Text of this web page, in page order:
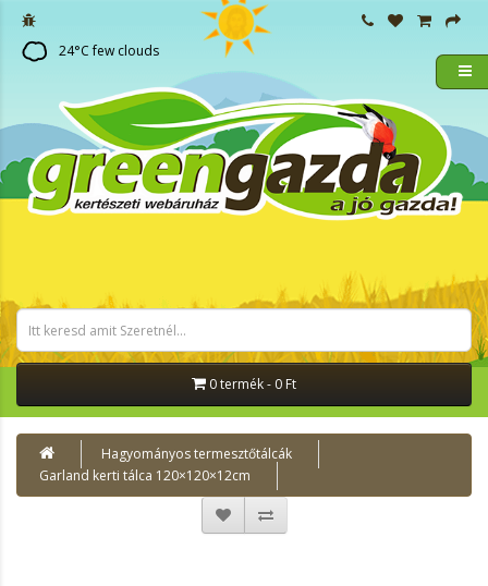
24°C few clouds
0 termék - 0 Ft
Hagyományos termesztőtálcák
Garland kerti tálca 120×120×12cm